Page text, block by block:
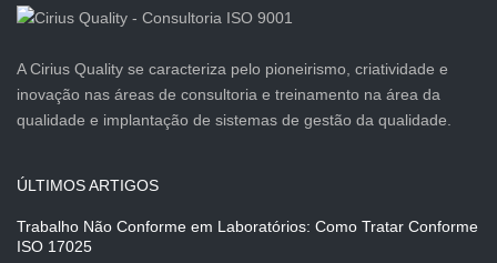
A Cirius Quality se caracteriza pelo pioneirismo, criatividade e
inovação nas áreas de consultoria e treinamento na área da
qualidade e implantação de sistemas de gestão da qualidade.
ÚLTIMOS ARTIGOS
Trabalho Não Conforme em Laboratórios: Como Tratar Conforme
ISO 17025